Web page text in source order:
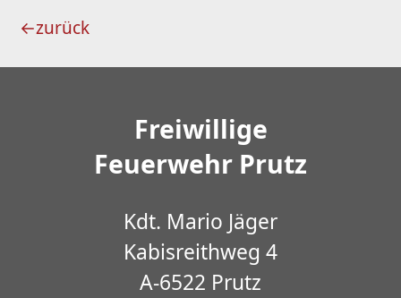
←zurück
Freiwillige
Feuerwehr Prutz
Kdt. Mario Jäger
Kabisreithweg 4
A-6522 Prutz